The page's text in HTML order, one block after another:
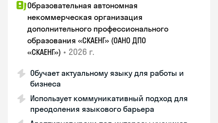
Образовательная автономная
некоммерческая организация
дополнительного профессионального
образования «СКАЕНГ» (ОАНО ДПО
«СКАЕНГ») • 2026 г.
Обучает актуальному языку для работы и
бизнеса
Использует коммуникативный подход для
преодоления языкового барьера